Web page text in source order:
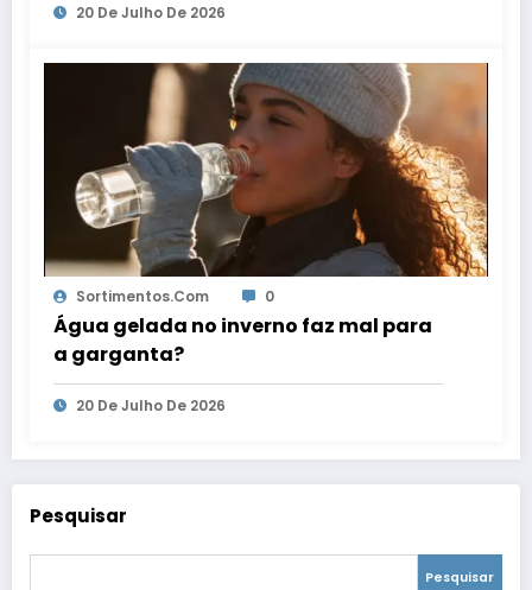
20 De Julho De 2026
Sortimentos.com 0
Água gelada no inverno faz mal para
a garganta?
20 De Julho De 2026
Pesquisar
Pesquisar